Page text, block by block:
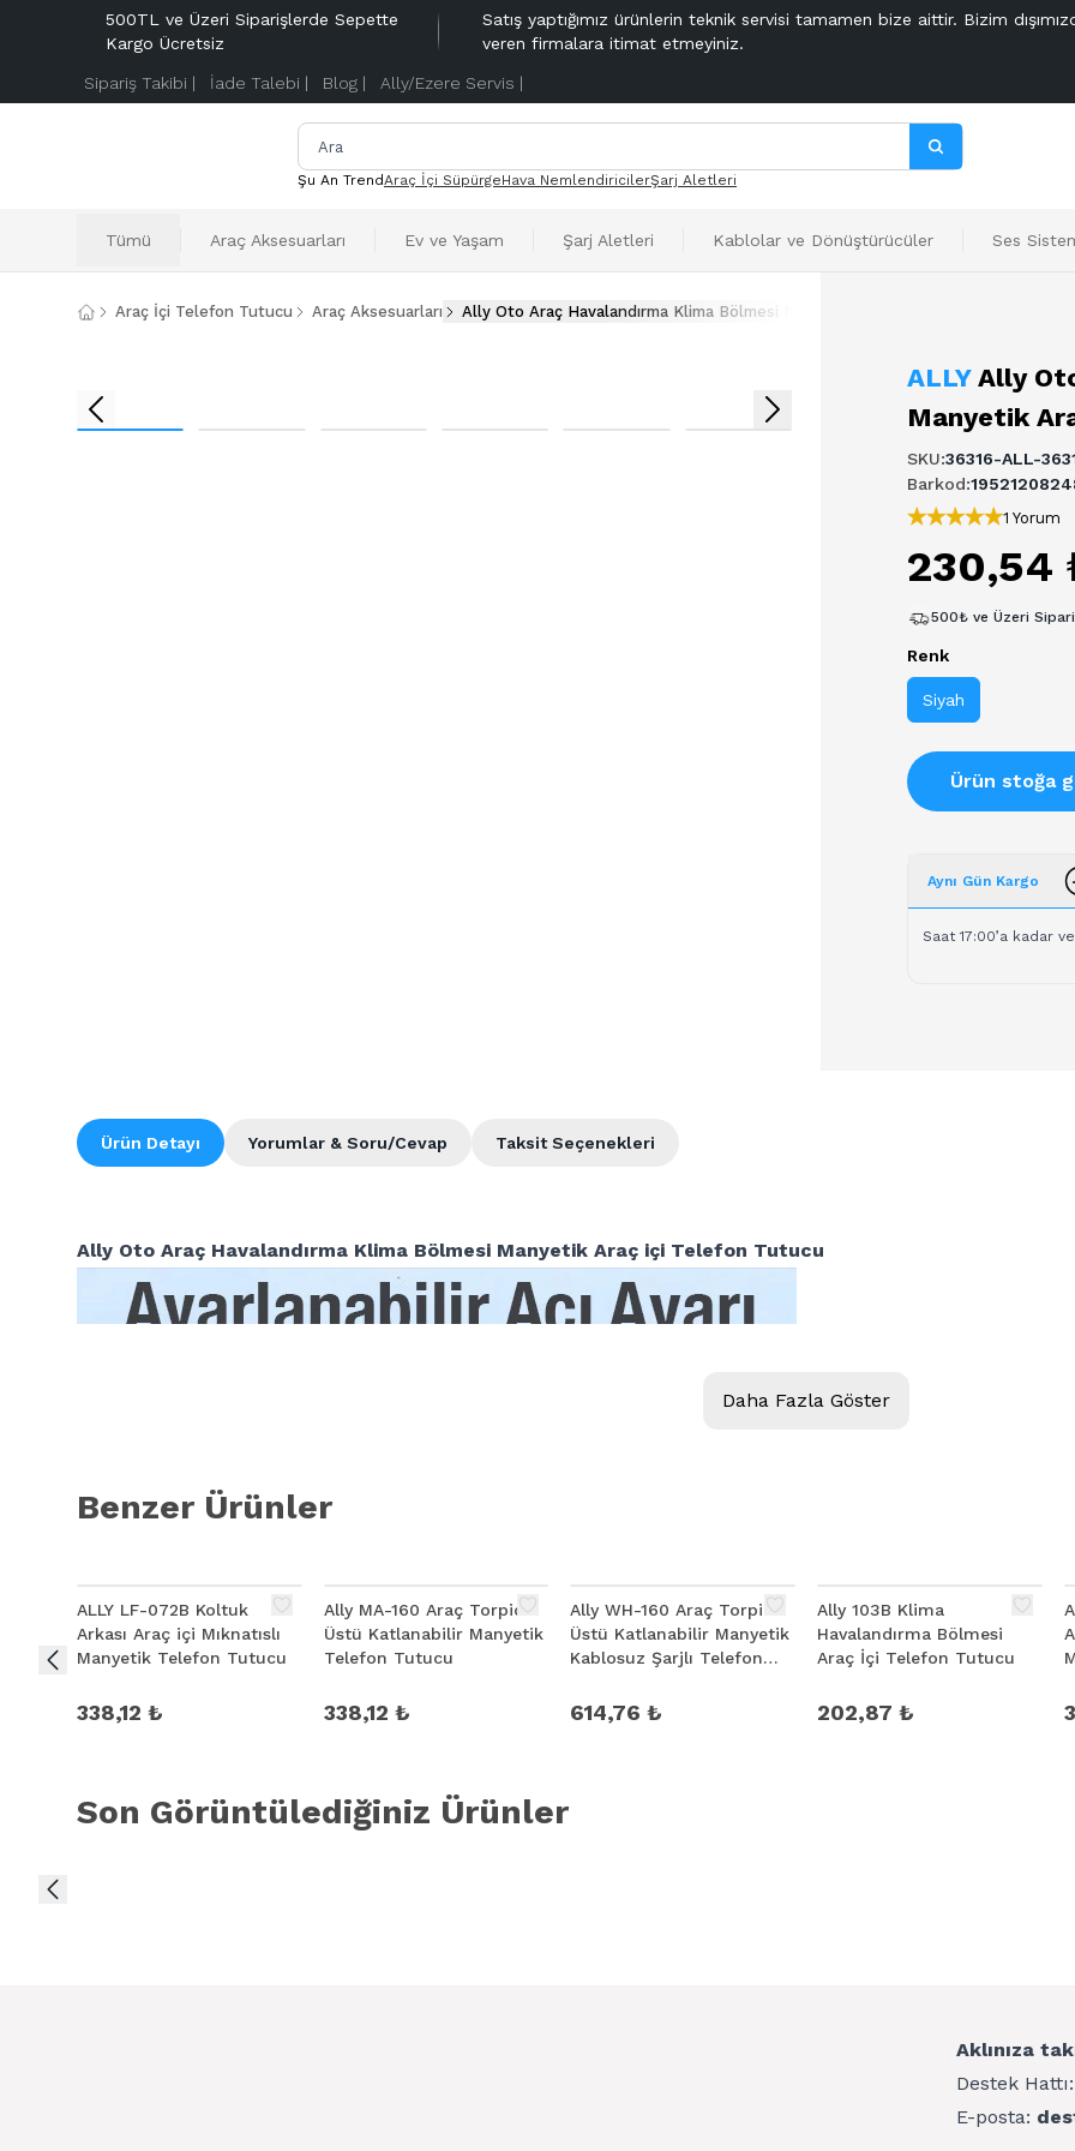
500TL ve Üzeri Siparişlerde Sepette
Kargo Ücretsiz
Satış yaptığımız ürünlerin teknik servisi tamamen bize aittir. Bizim
veren firmalara itimat etmeyiniz.
Sipariş Takibi | İade Talebi | Blog | Ally/Ezere Servis |
Şu An TrendAraç İçi SüpürgeHava NemlendiricilerŞarj Aletleri
Tümü Araç Aksesuarları Ev ve Yaşam Şarj Aletleri Kablolar ve Dönüştürücüler Ses
Araç İçi Telefon Tutucu Araç Aksesuarları Ally Oto Araç Havalandırma Klima Bölmesi Manyetik Araç içi Telefon Tutucu
ALLY Ally
Manyetik
SKU:36316-ALL-
Barkod:
1 Yorum
230,54
500₺ ve Üzeri
Renk
Siyah
Ürün stoğa
Aynı Gün Kargo
Saat 17:00’a kadar
Ürün Detayı Taksit Seçenekleri
Yorumlar & Soru/Cevap
Ally Oto Araç Havalandırma Klima Bölmesi Manyetik Araç içi Telefon Tutucu
Daha Fazla Göster
Benzer Ürünler
ALLY LF-072B Koltuk
Arkası Araç içi Mıknatıslı
Manyetik Telefon Tutucu
338,12 ₺
Ally MA-160 Araç Torpido
Üstü Katlanabilir Manyetik
Telefon Tutucu
338,12 ₺
Ally WH-160 Araç Torpido
Üstü Katlanabilir Manyetik
Kablosuz Şarjlı Telefon
614,76 ₺
Ally 103B Klima
Havalandırma Bölmesi
Araç İçi Telefon Tutucu
202,87 ₺
Son Görüntülediğiniz Ürünler
Aklınıza
Destek Hattı:
E-posta: